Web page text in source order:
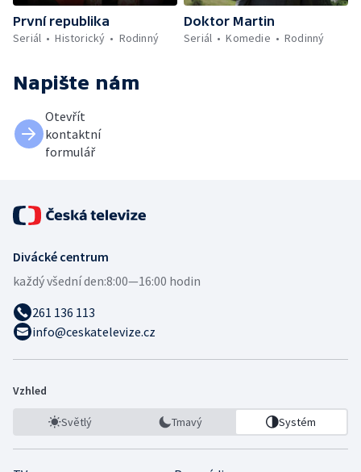
První republika
Seriál
Historický Rodinný
Doktor Martin
Seriál
Komedie Rodinný
Napište nám
Otevřít
kontaktní
formulář
Divácké centrum
každý všední den:8:00—16:00 hodin
261 136 113
info@ceskatelevize.cz
Vzhled
Světlý Tmavý Systém